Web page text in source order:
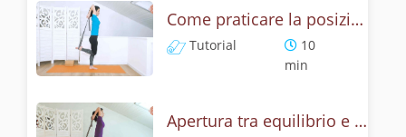
Come praticare la posizione Signore della danza? Tutorial di Natarajasana
Tutorial
10
min
Apertura tra equilibrio e cuore - Natrajasana